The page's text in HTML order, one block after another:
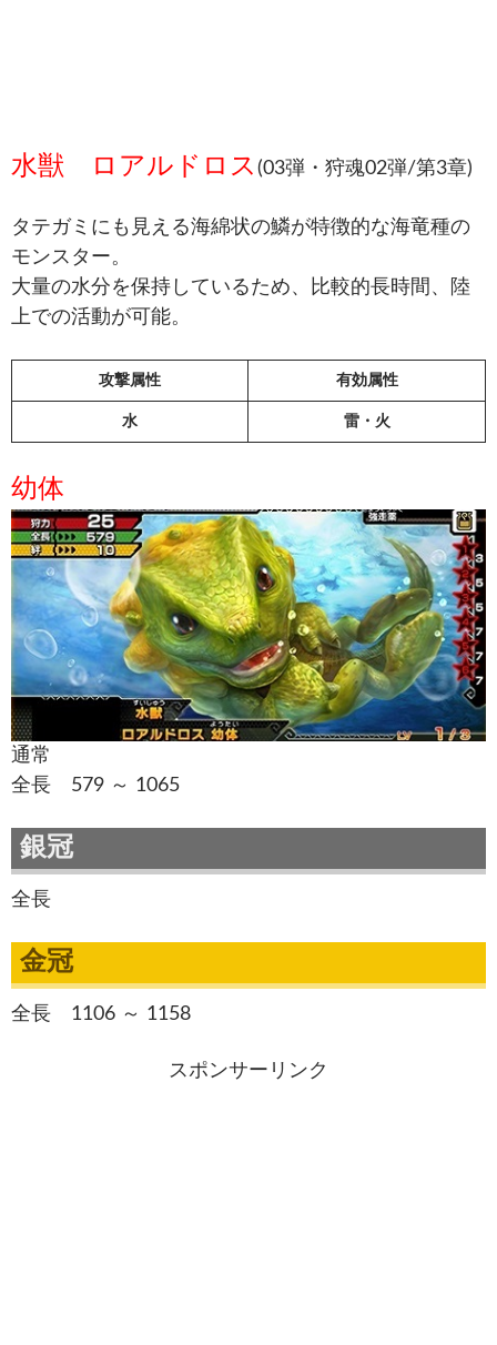
水獣 ロアルドロス (03弾・狩魂02弾/第3章)
タテガミにも見える海綿状の鱗が特徴的な海竜種の
モンスター。
大量の水分を保持しているため、比較的長時間、陸
上での活動が可能。
攻撃属性 有効属性
水 雷・火
幼体
通常
全長 579 ～ 1065
銀冠
全長
金冠
全長 1106 ～ 1158
スポンサーリンク